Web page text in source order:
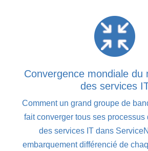
Convergence mondiale du
des services
Comment un grand groupe de
fait converger tous ses processus
des services IT dans
embarquement différencié de